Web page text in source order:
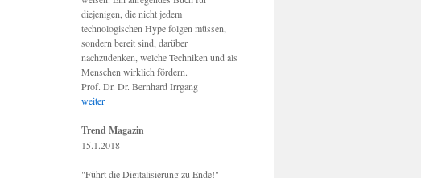
diejenigen, die nicht jedem
technologischen Hype folgen müssen,
sondern bereit sind, darüber
nachzudenken, welche Techniken und als
Menschen wirklich fördern.
Prof. Dr. Dr. Bernhard Irrgang
weiter
Trend Magazin
15.1.2018
"Führt die Digitalisierung zu Ende!"